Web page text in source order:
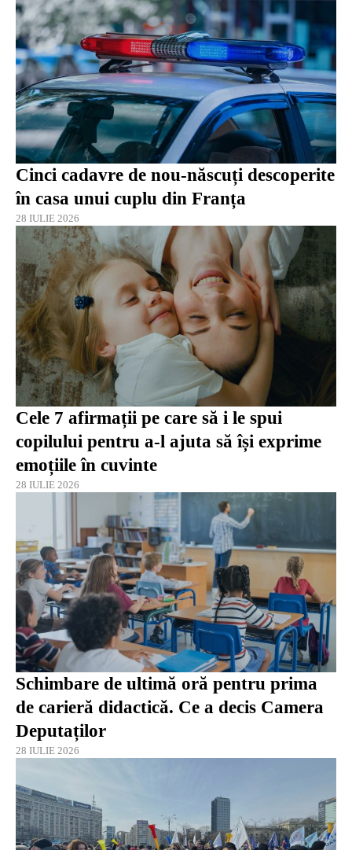
Cinci cadavre de nou-născuți descoperite
în casa unui cuplu din Franța
28 IULIE 2026
Cele 7 afirmații pe care să i le spui
copilului pentru a-l ajuta să își exprime
emoțiile în cuvinte
28 IULIE 2026
Schimbare de ultimă oră pentru prima
de carieră didactică. Ce a decis Camera
Deputaților
28 IULIE 2026